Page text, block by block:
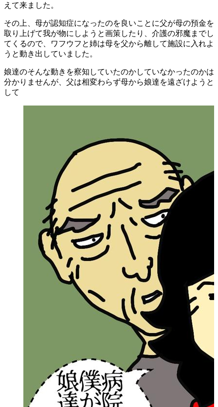
えて来ました。
その上、母が認知症になったのを良いことに父が母の預金を
取り上げて我が物にしようと画策したり、介護の邪魔までし
てくるので、ワフウフと姉は母を父から離して施設に入れよ
うと動き出していました。
娘達のそんな動きを察知していたのかしていなかったのかは
分かりませんが、父は相変わらず母から娘達を遠ざけようと
して